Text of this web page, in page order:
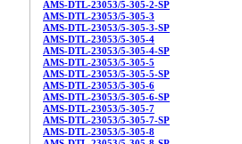
AMS-DTL-23053/5-305-2-SP
AMS-DTL-23053/5-305-3
AMS-DTL-23053/5-305-3-SP
AMS-DTL-23053/5-305-4
AMS-DTL-23053/5-305-4-SP
AMS-DTL-23053/5-305-5
AMS-DTL-23053/5-305-5-SP
AMS-DTL-23053/5-305-6
AMS-DTL-23053/5-305-6-SP
AMS-DTL-23053/5-305-7
AMS-DTL-23053/5-305-7-SP
AMS-DTL-23053/5-305-8